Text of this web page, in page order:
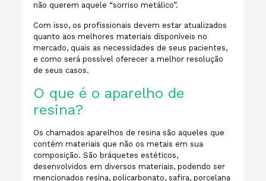
não querem aquele “sorriso metálico”.
Com isso, os profissionais devem estar atualizados
quanto aos melhores materiais disponíveis no
mercado, quais as necessidades de seus pacientes,
e como será possível oferecer a melhor resolução
de seus casos.
O que é o aparelho de
resina?
Os chamados aparelhos de resina são aqueles que
contém materiais que não os metais em sua
composição. São bráquetes estéticos,
desenvolvidos em diversos materiais, podendo ser
mencionados resina, policarbonato, safira, porcelana